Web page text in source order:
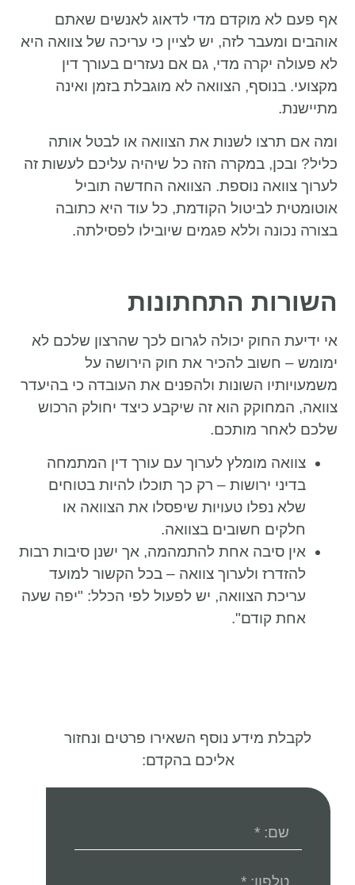
אף פעם לא מוקדם מדי לדאוג לאנשים שאתם
אוהבים ומעבר לזה, יש לציין כי עריכה של צוואה היא
לא פעולה יקרה מדי, גם אם נעזרים בעורך דין
מקצועי. בנוסף, הצוואה לא מוגבלת בזמן ואינה
מתיישנת.
ומה אם תרצו לשנות את הצוואה או לבטל אותה
כליל? ובכן, במקרה הזה כל שיהיה עליכם לעשות זה
לערוך צוואה נוספת. הצוואה החדשה תוביל
אוטומטית לביטול הקודמת, כל עוד היא כתובה
בצורה נכונה וללא פגמים שיובילו לפסילתה.
השורות התחתונות
אי ידיעת החוק יכולה לגרום לכך שהרצון שלכם לא
ימומש – חשוב להכיר את חוק הירושה על
משמעויותיו השונות ולהפנים את העובדה כי בהיעדר
צוואה, המחוקק הוא זה שיקבע כיצד יחולק הרכוש
שלכם לאחר מותכם.
צוואה מומלץ לערוך עם עורך דין המתמחה
בדיני ירושות – רק כך תוכלו להיות בטוחים
שלא נפלו טעויות שיפסלו את הצוואה או
חלקים חשובים בצוואה.
אין סיבה אחת להתמהמה, אך ישנן סיבות רבות
להזדרז ולערוך צוואה – בכל הקשור למועד
עריכת הצוואה, יש לפעול לפי הכלל: "יפה שעה
אחת קודם".
לקבלת מידע נוסף השאירו פרטים ונחזור
אליכם בהקדם: